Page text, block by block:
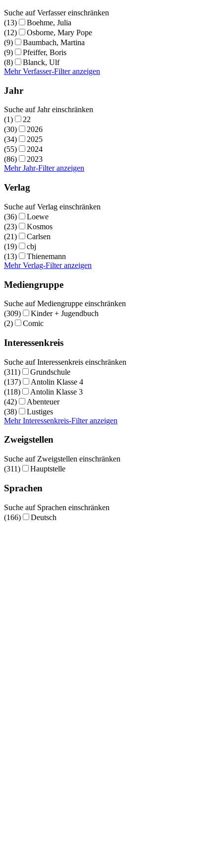
Suche auf Verfasser einschränken
(13)
Boehme, Julia
(12)
Osborne, Mary Pope
(9)
Baumbach, Martina
(9)
Pfeiffer, Boris
(8)
Blanck, Ulf
Mehr Verfasser-Filter anzeigen
Jahr
Suche auf Jahr einschränken
(1)
22
(30)
2026
(34)
2025
(55)
2024
(86)
2023
Mehr Jahr-Filter anzeigen
Verlag
Suche auf Verlag einschränken
(36)
Loewe
(23)
Kosmos
(21)
Carlsen
(19)
cbj
(13)
Thienemann
Mehr Verlag-Filter anzeigen
Mediengruppe
Suche auf Mediengruppe einschränken
(309)
Kinder + Jugendbuch
(2)
Comic
Interessenkreis
Suche auf Interessenkreis einschränken
(311)
Grundschule
(137)
Antolin Klasse 4
(118)
Antolin Klasse 3
(42)
Abenteuer
(38)
Lustiges
Mehr Interessenkreis-Filter anzeigen
Zweigstellen
Suche auf Zweigstellen einschränken
(311)
Hauptstelle
Sprachen
Suche auf Sprachen einschränken
(166)
Deutsch